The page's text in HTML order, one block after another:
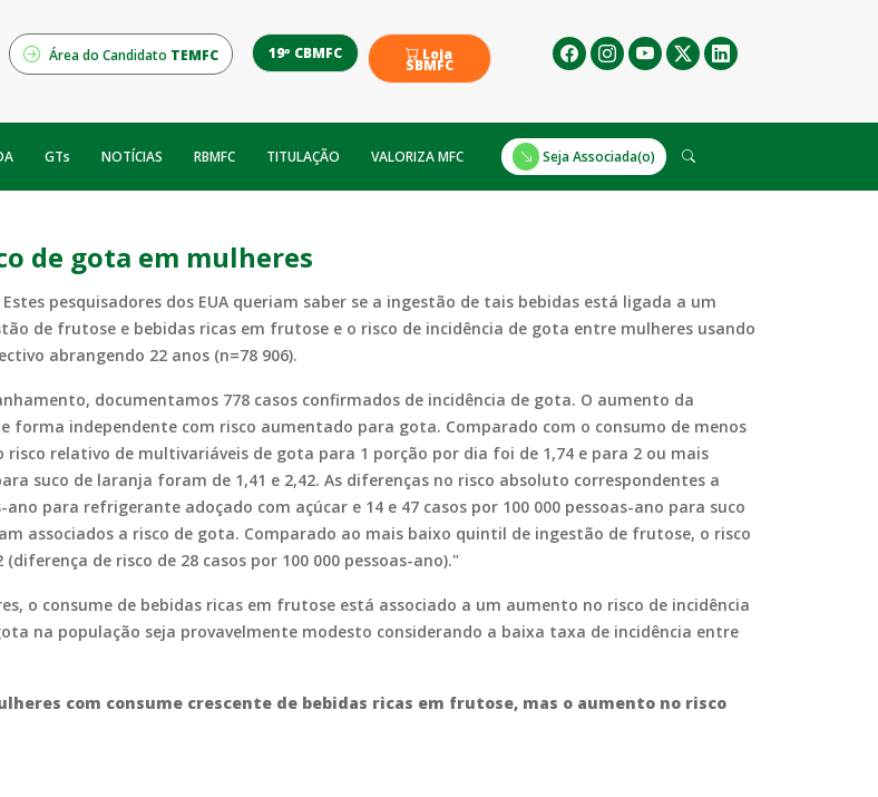
Área do Candidato TEMFC 19º CBMFC Loja
SBMFC
GTs NOTÍCIAS RBMFC TITULAÇÃO VALORIZA MFC Seja Associada(o)
de gota em mulheres
pesquisadores dos EUA queriam saber se a ingestão de tais bebidas está ligada a um
de frutose e bebidas ricas em frutose e o risco de incidência de gota entre mulheres usando
abrangendo 22 anos (n=78 906).
documentamos 778 casos confirmados de incidência de gota. O aumento da
independente com risco aumentado para gota. Comparado com o consumo de menos
relativo de multivariáveis de gota para 1 porção por dia foi de 1,74 e para 2 ou mais
suco de laranja foram de 1,41 e 2,42. As diferenças no risco absoluto correspondentes a
para refrigerante adoçado com açúcar e 14 e 47 casos por 100 000 pessoas-ano para suco
associados a risco de gota. Comparado ao mais baixo quintil de ingestão de frutose, o risco
de risco de 28 casos por 100 000 pessoas-ano)."
o consume de bebidas ricas em frutose está associado a um aumento no risco de incidência
na população seja provavelmente modesto considerando a baixa taxa de incidência entre
com consume crescente de bebidas ricas em frutose, mas o aumento no risco